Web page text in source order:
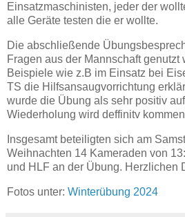
Einsatzmaschinisten, jeder der
alle Geräte testen die er wollte.
Die abschließende
Fragen aus der Mannschaft genutzt
Beispiele wie z.B im Einsatz bei
TS die Hilfsansaugvorrichtung
wurde die Übung als sehr positiv
Wiederholung wird deffinitv
Insgesamt beteiligten sich am
Weihnachten 14 Kameraden von
und HLF an der Übung. Herzlichen
Fotos unter: Winterübung 2024